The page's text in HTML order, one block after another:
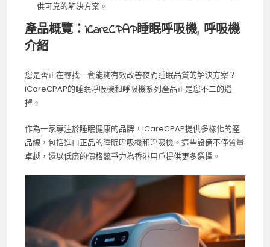
供可靠的解決方案。
產品概覽：iCareCPAP睡眠呼吸機, 呼吸機
介紹
您是否正在尋找一套能夠有效改善夜間睡眠品質的解決方案？
iCareCPAP的睡眠呼吸機和呼吸機系列產品正是您不二的選
擇。
作為一家專注於睡眠健康的品牌，iCareCPAP提供多樣化的產
品線，包括進口正品的睡眠呼吸機和呼吸機。這些設備不僅質量
卓越，還以低廉的價格競爭力為香港用戶提供更多選擇。